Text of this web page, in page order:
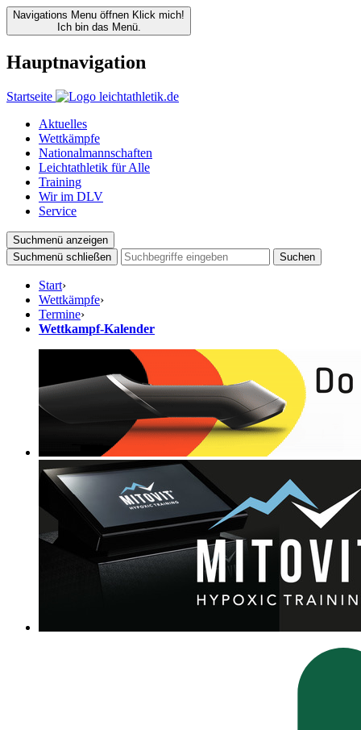
Navigations Menu öffnen Klick mich!
Ich bin das Menü.
Hauptnavigation
Startseite
Aktuelles
Wettkämpfe
Nationalmannschaften
Leichtathletik für Alle
Training
Wir im DLV
Service
Suchmenü anzeigen
Suchmenü schließen
Suchen
Start›
Wettkämpfe›
Termine›
Wettkampf-Kalender